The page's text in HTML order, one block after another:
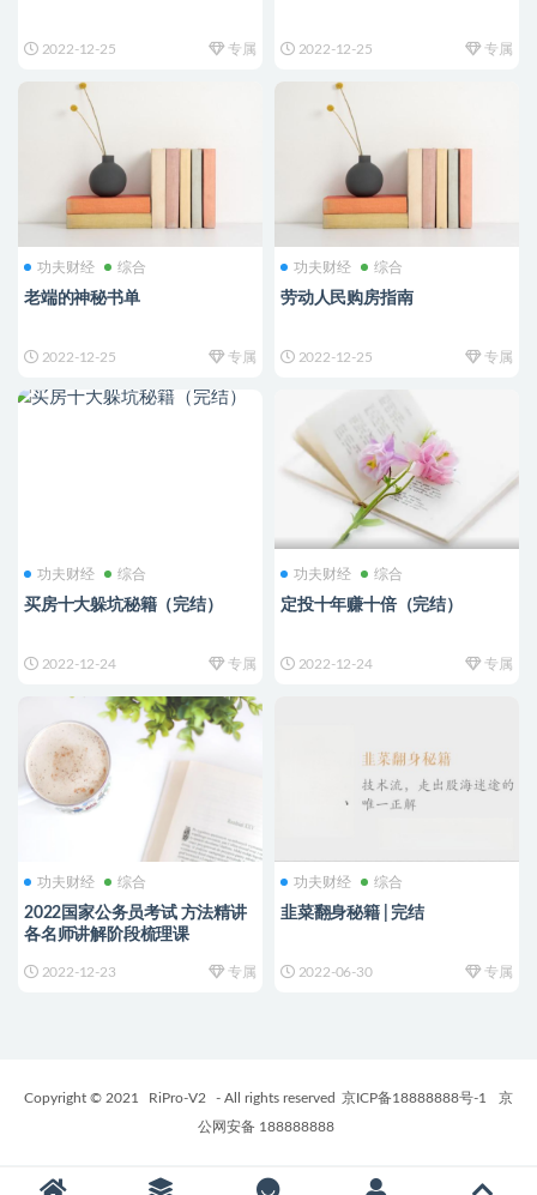
2022-12-25 专属 2022-12-25 专属
功夫财经 综合
老端的神秘书单
2022-12-25 专属
功夫财经 综合
劳动人民购房指南
2022-12-25 专属
功夫财经 综合
买房十大躲坑秘籍（完结）
2022-12-24 专属
功夫财经 综合
定投十年赚十倍（完结）
2022-12-24 专属
功夫财经 综合
2022国家公务员考试 方法精讲
各名师讲解阶段梳理课
2022-12-23 专属
功夫财经 综合
韭菜翻身秘籍 | 完结
2022-06-30 专属
Copyright © 2021 RiPro-V2 - All rights reserved 京ICP备18888888号-1
京
公网安备 188888888